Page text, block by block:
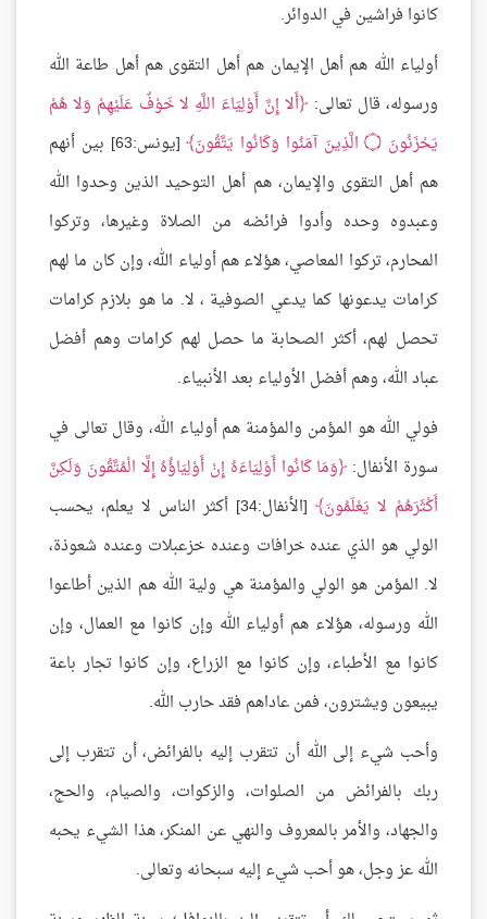
كانوا فراشين في الدوائر.
أولياء الله هم أهل الإيمان هم أهل التقوى هم أهل طاعة الله
ورسوله، قال تعالى: أَلا إِنَّ أَوْلِيَاءَ اللَّهِ لا خَوْفٌ عَلَيْهِمْ وَلا هُمْ
يَحْزَنُونَ ۝ الَّذِينَ آمَنُوا وَكَانُوا يَتَّقُونَ
[يونس:63] بين أنهم
هم أهل التقوى والإيمان، هم أهل التوحيد الذين وحدوا الله
وعبدوه وحده وأدوا فرائضه من الصلاة وغيرها، وتركوا
المحارم، تركوا المعاصي، هؤلاء هم أولياء الله، وإن كان ما لهم
كرامات يدعونها كما يدعي الصوفية ، لا. ما هو بلازم كرامات
تحصل لهم، أكثر الصحابة ما حصل لهم كرامات وهم أفضل
عباد الله، وهم أفضل الأولياء بعد الأنبياء.
فولي الله هو المؤمن والمؤمنة هم أولياء الله، وقال تعالى في
سورة الأنفال: وَمَا كَانُوا أَوْلِيَاءَهُ إِنْ أَوْلِيَاؤُهُ إِلَّا الْمُتَّقُونَ وَلَكِنَّ
أَكْثَرَهُمْ لا يَعْلَمُونَ
[الأنفال:34] أكثر الناس لا يعلم، يحسب
الولي هو الذي عنده خرافات وعنده خزعبلات وعنده شعوذة،
لا. المؤمن هو الولي والمؤمنة هي ولية الله هم الذين أطاعوا
الله ورسوله، هؤلاء هم أولياء الله وإن كانوا مع العمال، وإن
كانوا مع الأطباء، وإن كانوا مع الزراع، وإن كانوا تجار باعة
يبيعون ويشترون، فمن عاداهم فقد حارب الله.
وأحب شيء إلى الله أن تتقرب إليه بالفرائض، أن تتقرب إلى
ربك بالفرائض من الصلوات، والزكوات، والصيام، والحج،
والجهاد، والأمر بالمعروف والنهي عن المنكر، هذا الشيء يحبه
الله عز وجل، هو أحب شيء إليه سبحانه وتعالى.